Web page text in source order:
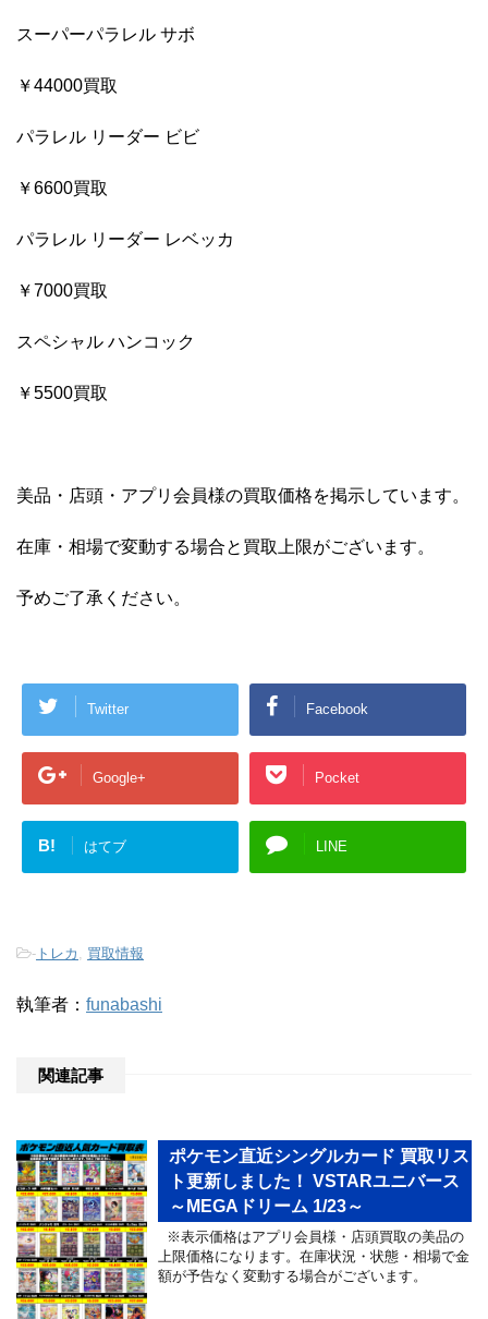
スーパーパラレル サボ
￥44000買取
パラレル リーダー ビビ
￥6600買取
パラレル リーダー レベッカ
￥7000買取
スペシャル ハンコック
￥5500買取
美品・店頭・アプリ会員様の買取価格を掲示しています。
在庫・相場で変動する場合と買取上限がございます。
予めご了承ください。
Twitter Facebook
Google+ Pocket
B! はてブ LINE
- トレカ 買取情報
執筆者： funabashi
関連記事
ポケモン直近シングルカード 買取リス
ト更新しました！ VSTARユニバース
～MEGAドリーム 1/23～
※表示価格はアプリ会員様・店頭買取の美品の
上限価格になります。在庫状況・状態・相場で金
額が予告なく変動する場合がございます。